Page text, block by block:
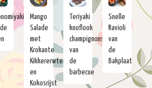
Mango
Salade
met
Krokante
Kikkererwten
en
Kokosrijst
Teriyaki
knoflook
champignons
van
de
barbecue
Snelle
Ravioli
van
de
Bakplaat